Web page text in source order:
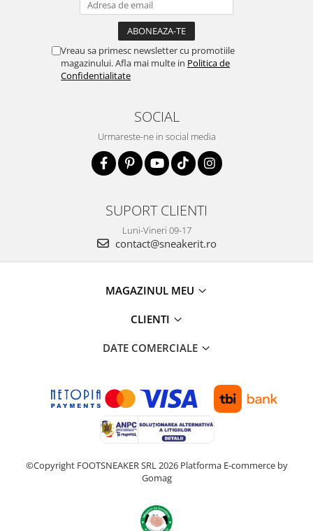
Vreau sa primesc newsletter cu promotiile
magazinului. Afla mai multe in Politica de
Confidentialitate
SOCIAL
Urmareste-ne in social media
SUPORT CLIENTI
Luni-Vineri 09-17
contact@sneakerit.ro
MAGAZINUL MEU
CLIENTI
DATE COMERCIALE
©Copyright FOOTSNEAKER SRL 2026 Platforma E-commerce by
Gomag